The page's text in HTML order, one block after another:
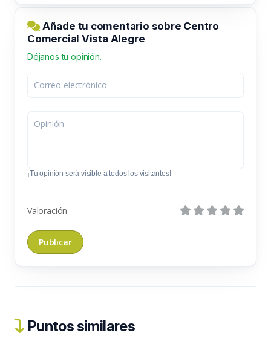
Añade tu comentario sobre Centro
Comercial Vista Alegre
Déjanos tu opinión.
¡Tu opinión será visible a todos los visitantes!
Valoración
Puntos similares